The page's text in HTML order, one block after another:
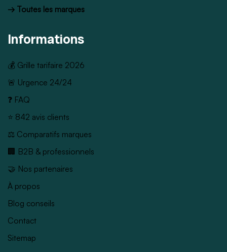
→ Toutes les marques
Informations
💰 Grille tarifaire 2026
🚨 Urgence 24/24
❓ FAQ
⭐ 842 avis clients
⚖️ Comparatifs marques
🏢 B2B & professionnels
🤝 Nos partenaires
À propos
Blog conseils
Contact
Sitemap